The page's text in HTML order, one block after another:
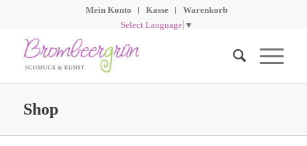
Mein Konto Kasse
Warenkorb
Select Language ▼
Shop